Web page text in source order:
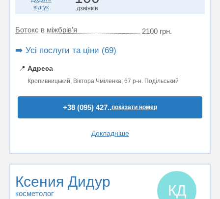
відгук
дзвінків
Ботокс в міжбрів'я 2100 грн.
➡️ Усі послуги та ціни (69)
📍 Адреса
Кропивницький, Віктора Чміленка, 67 р-н. Подільський
+38 (095) 427..показати номер
Докладніше
Ксения Дидур
косметолог КД